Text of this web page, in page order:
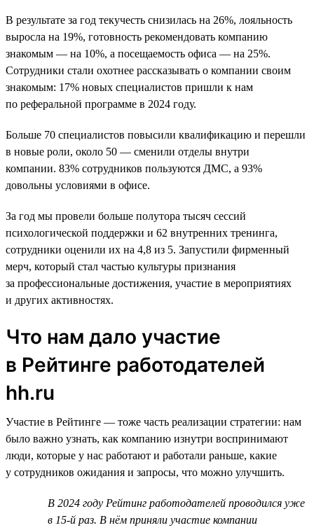
В результате за год текучесть снизилась на 26%, лояльность
выросла на 19%, готовность рекомендовать компанию
знакомым — на 10%, а посещаемость офиса — на 25%.
Сотрудники стали охотнее рассказывать о компании своим
знакомым: 17% новых специалистов пришли к нам
по реферальной программе в 2024 году.
Больше 70 специалистов повысили квалификацию и перешли
в новые роли, около 50 — сменили отделы внутри
компании. 83% сотрудников пользуются ДМС, а 93%
довольны условиями в офисе.
За год мы провели больше полутора тысяч сессий
психологической поддержки и 62 внутренних тренинга,
сотрудники оценили их на 4,8 из 5. Запустили фирменный
мерч, который стал частью культуры признания
за профессиональные достижения, участие в мероприятиях
и других активностях.
Что нам дало участие
в Рейтинге работодателей
hh.ru
Участие в Рейтинге — тоже часть реализации стратегии: нам
было важно узнать, как компанию изнутри воспринимают
люди, которые у нас работают и работали раньше, какие
у сотрудников ожидания и запросы, что можно улучшить.
В 2024 году Рейтинг работодателей проводился уже
в 15-й раз. В нём приняли участие компании